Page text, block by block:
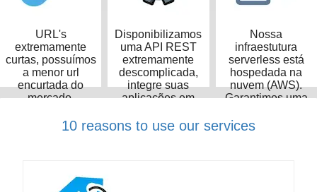
URL's
extremamente
curtas, possuímos
a menor url
encurtada do
mercado,
14 caracteres
Disponibilizamos
uma API REST
extremamente
descomplicada,
integre suas
aplicações em
Nossa
infraestutura
serverless está
hospedada na
nuvem (AWS).
Garantimos uma
disponibilidade de
10 reasons to use our services